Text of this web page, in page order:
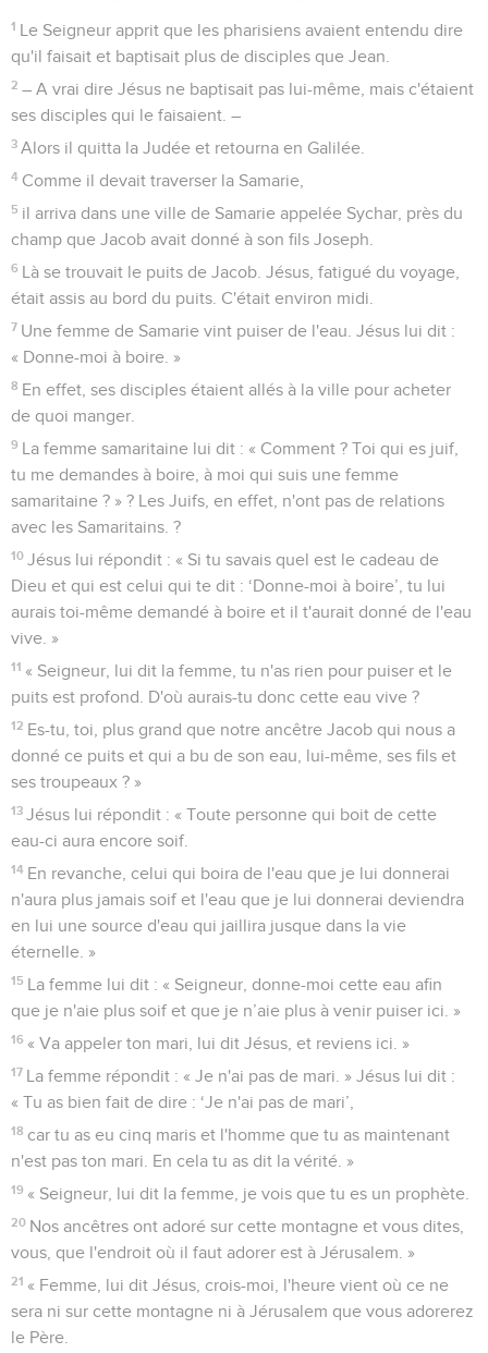
Le Père aime le Fils et a tout remis entre ses mains.
Celui qui croit au Fils a la vie éternelle ; celui qui ne croit
pas au Fils ne verra pas la vie, mais la colère de Dieu reste au
Jean 4
Les vidéos ne sont pas disponibles aux USA et C anada.
Jésus et la femme de Samarie
1 Le Seigneur apprit que les pharisiens avaient entendu dire
qu'il faisait et baptisait plus de disciples que Jean.
2 – A vrai dire Jésus ne baptisait pas lui-même, mais c'étaient
ses disciples qui le faisaient. –
3 Alors il quitta la Judée et retourna en Galilée.
4 Comme il devait traverser la Samarie,
champ que Jacob avait donné à son fils Joseph.
Là se trouvait le puits de Jacob. Jésus, fatigué du voyage,
« Donne-moi à boire. »
En effet, ses disciples étaient allés à la ville pour acheter
de quoi manger.
La femme samaritaine lui dit : « Comment ? Toi qui es juif,
tu me demandes à boire, à moi qui suis une femme
samaritaine ? » ? Les Juifs, en effet, n'ont pas de relations
Jésus lui répondit : « Si tu savais quel est le cadeau de
Dieu et qui est celui qui te dit : ‘Donne-moi à boire’, tu lui
aurais toi-même demandé à boire et il t'aurait donné de l'eau
« Seigneur, lui dit la femme, tu n'as rien pour puiser et le
puits est profond. D'où aurais-tu donc cette eau vive ?
Es-tu, toi, plus grand que notre ancêtre Jacob qui nous a
donné ce puits et qui a bu de son eau, lui-même, ses fils et
ses troupeaux ? »
13 Jésus lui répondit : « Toute personne qui boit de cette
eau-ci aura encore soif.
14 En revanche, celui qui boira de l'eau que je lui donnerai
n'aura plus jamais soif et l'eau que je lui donnerai deviendra
en lui une source d'eau qui jaillira jusque dans la vie
éternelle. »
15 La femme lui dit : « Seigneur, donne-moi cette eau afin
que je n'aie plus soif et que je n’aie plus à venir puiser ici. »